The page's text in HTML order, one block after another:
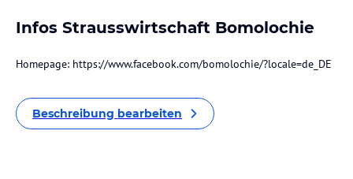
Infos Strausswirtschaft Bomolochie
Homepage: https://www.facebook.com/bomolochie/?locale=de_DE
Beschreibung bearbeiten